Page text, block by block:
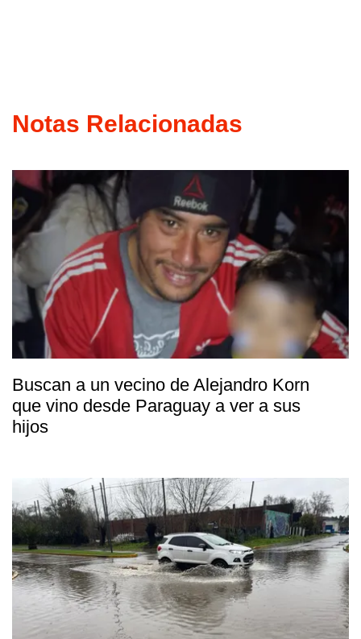
Notas Relacionadas
Buscan a un vecino de Alejandro Korn
que vino desde Paraguay a ver a sus
hijos